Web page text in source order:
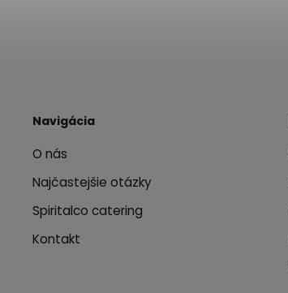
Navigácia
O nás
Najčastejšie otázky
Spiritalco catering
Kontakt